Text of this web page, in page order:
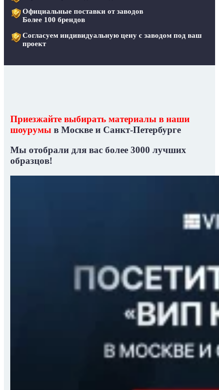
Официальные поставки от заводов
Более 100 брендов
Согласуем индивидуальную цену с заводом под ваш
проект
Приезжайте выбирать материалы в наши
шоурумы в Москве и Санкт-Петербурге
Мы отобрали для вас более 3000 лучших
образцов!